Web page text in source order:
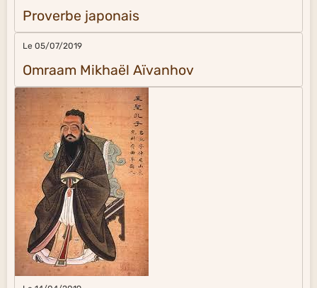
Proverbe japonais
Le 05/07/2019
Omraam Mikhaël Aïvanhov